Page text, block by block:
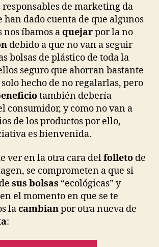
de marketing da
han dado cuenta de que algunos
nos íbamos aquejarpor la no
debido a que no van a seguir
bolsas de plástico de toda la
seguro que ahorran bastante
hecho de no regalarlas, pero
también debería
consumidor, y como no van a
de los productos por ello,
es bienvenida.
ver en la otra cara delfolleto de
se comprometen a que si
sus bolsas “ecológicas” y
el momento en que se te
lacambianpor otra nueva de
: